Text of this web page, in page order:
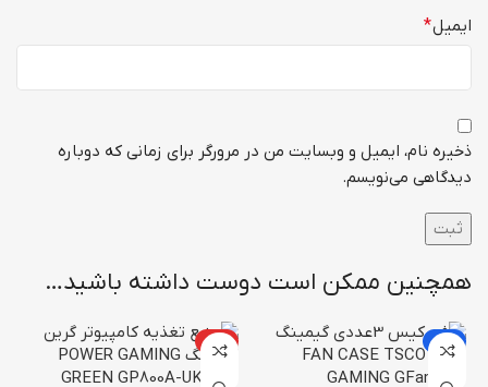
ایمیل*
ذخیره نام، ایمیل و وبسایت من در مرورگر برای زمانی که دوباره
دیدگاهی می‌نویسم.
همچنین ممکن است دوست داشته باشید…
-15% ویژه